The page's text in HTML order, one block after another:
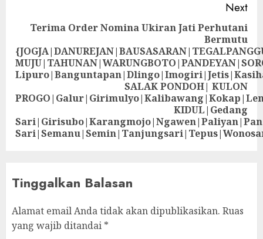
Next
Terima Order Nomina Ukiran Jati Perhutani
Bermutu
SALAK PONDOH| KULON
KIDUL|Gedang
Tinggalkan Balasan
Alamat email Anda tidak akan dipublikasikan. Ruas
yang wajib ditandai *